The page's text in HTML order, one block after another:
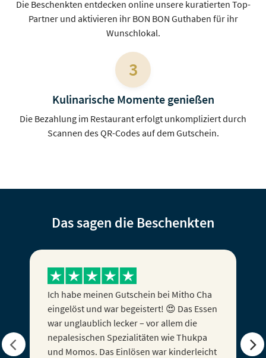
Die Beschenkten entdecken online unsere kuratierten Top-
Partner und aktivieren ihr BON BON Guthaben für ihr
Wunschlokal.
3
Kulinarische Momente genießen
Die Bezahlung im Restaurant erfolgt unkompliziert durch
Scannen des QR-Codes auf dem Gutschein.
Das sagen die Beschenkten
Ich habe meinen Gutschein als Geschenk
zum Firmenjubiläum bekommen und war
ihn nun gestern einlösen, alles hat prima
und ohne Probleme geklappt! Ich kann es
nur weiterempfehlen! :D